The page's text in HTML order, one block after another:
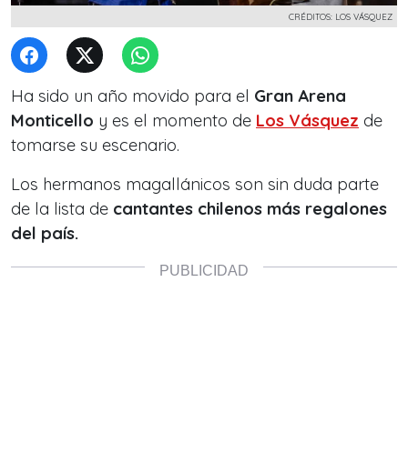
CRÉDITOS: LOS VÁSQUEZ
Ha sido un año movido para el Gran Arena
Monticello y es el momento de Los Vásquez de
tomarse su escenario.
Los hermanos magallánicos son sin duda parte
de la lista de cantantes chilenos más regalones
del país.